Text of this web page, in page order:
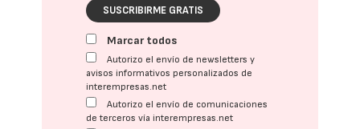
SUSCRIBIRME GRATIS
Marcar todos
Autorizo el envío de newsletters y
avisos informativos personalizados de
interempresas.net
Autorizo el envío de comunicaciones
de terceros vía interempresas.net